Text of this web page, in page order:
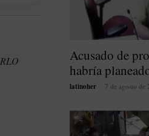
Acusado de
habría
latinoher 7 de agosto de